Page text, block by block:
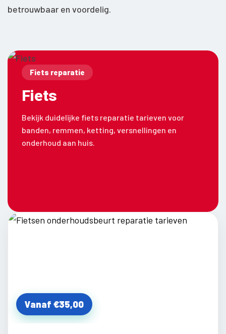
betrouwbaar en voordelig.
Fiets reparatie
Fiets
Bekijk duidelijke fiets reparatie tarieven voor
banden, remmen, ketting, versnellingen en
onderhoud aan huis.
Vanaf €35,00